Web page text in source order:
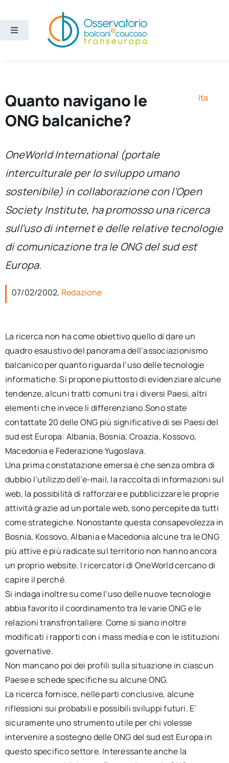
contenuto
Toggle
Ricerca e divulgazione
Sezioni
Chi siamo
per:
Newsletter
Ita
Quanto navigano le
ONG balcaniche?
Ita
OneWorld International (portale
interculturale per lo sviluppo umano
sostenibile) in collaborazione con l’Open
Society Institute, ha promosso una ricerca
sull’uso di internet e delle relative tecnologie
di comunicazione tra le ONG del sud est
Europa.
07/02/2002, Redazione
La ricerca non ha come obiettivo quello di dare un
quadro esaustivo del panorama dell’associazionismo
balcanico per quanto riguarda l’uso delle tecnologie
informatiche. Si propone piuttosto di evidenziare alcune
tendenze, alcuni tratti comuni tra i diversi Paesi, altri
elementi che invece li differenziano.Sono state
contattate 20 delle ONG più significative di sei Paesi del
sud est Europa: Albania, Bosnia, Croazia, Kossovo,
Macedonia e Federazione Yugoslava.
Una prima constatazione emersa è che senza ombra di
dubbio l’utilizzo dell’e-mail, la raccolta di informazioni sul
web, la possibilità di rafforzare e pubblicizzare le proprie
attività grazie ad un portale web, sono percepite da tutti
come strategiche. Nonostante questa consapevolezza in
Bosnia, Kossovo, Albania e Macedonia alcune tra le ONG
più attive e più radicate sul territorio non hanno ancora
un proprio website. I ricercatori di OneWorld cercano di
capire il perché.
Si indaga inoltre su come l’uso delle nuove tecnologie
abbia favorito il coordinamento tra le varie ONG e le
relazioni transfrontaliere. Come si siano inoltre
modificati i rapporti con i mass media e con le istituzioni
governative.
Non mancano poi dei profili sulla situazione in ciascun
Paese e schede specifiche su alcune ONG.
La ricerca fornisce, nelle parti conclusive, alcune
riflessioni sui probabili e possibili sviluppi futuri. E’
sicuramente uno strumento utile per chi volesse
intervenire a sostegno delle ONG del sud est Europa in
questo specifico settore. Interessante anche la